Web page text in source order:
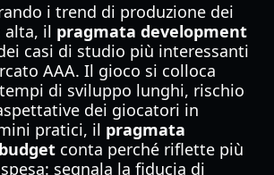
i trend di produzione dei
alta, il pragmata development
casi di studio più interessanti
AAA. Il gioco si colloca
di sviluppo lunghi, rischio
dei giocatori in
pratici, il pragmata
conta perché riflette più
segnala la fiducia di